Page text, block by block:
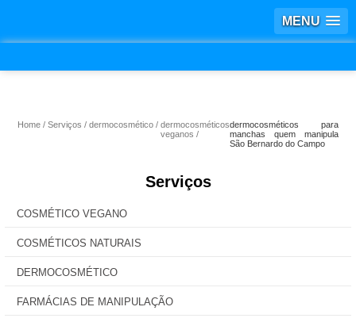
MENU
Home Serviços dermocosmético
dermocosméticos
veganos
dermocosméticos para
manchas quem manipula
São Bernardo do Campo
Serviços
COSMÉTICO VEGANO
COSMÉTICOS NATURAIS
DERMOCOSMÉTICO
FARMÁCIAS DE MANIPULAÇÃO